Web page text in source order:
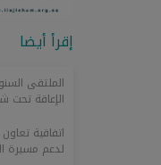
إقرأ أيضا
الملتقى
الإعاقة تحت
اتفاقية
لدعم مسيرة